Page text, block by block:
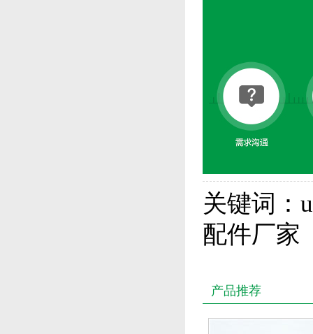
关键词：
配件厂家
产品推荐